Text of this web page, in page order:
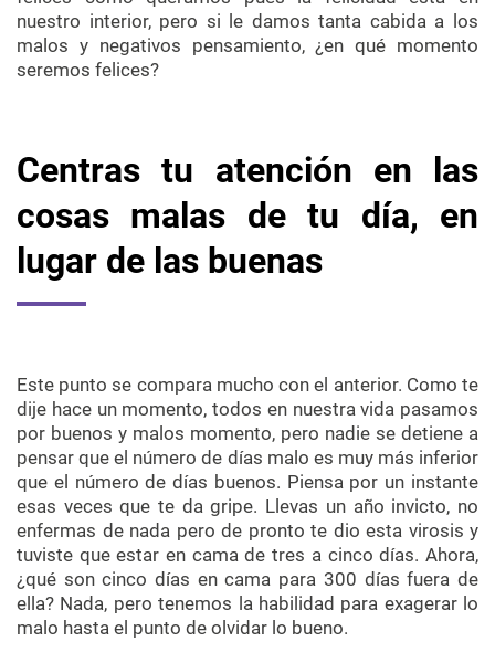
nuestro interior, pero si le damos tanta cabida a los
malos y negativos pensamiento, ¿en qué momento
seremos felices?
Centras tu atención en las
cosas malas de tu día, en
lugar de las buenas
Este punto se compara mucho con el anterior. Como te
dije hace un momento, todos en nuestra vida pasamos
por buenos y malos momento, pero nadie se detiene a
pensar que el número de días malo es muy más inferior
que el número de días buenos. Piensa por un instante
esas veces que te da gripe. Llevas un año invicto, no
enfermas de nada pero de pronto te dio esta virosis y
tuviste que estar en cama de tres a cinco días. Ahora,
¿qué son cinco días en cama para 300 días fuera de
ella? Nada, pero tenemos la habilidad para exagerar lo
malo hasta el punto de olvidar lo bueno.